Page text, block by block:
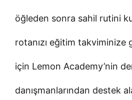
öğleden sonra sahil rutini
rotanızı eğitim takviminize
için Lemon Academy’nin
danışmanlarından destek